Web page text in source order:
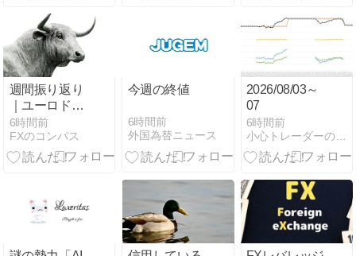
（TRYJPY&MXNJPY）
＆CHFTRY
週間振り返り
｜ユーロドル
の環境認識と
トレード解説
(8/3～7)
6時間前
FXのコンパス
今週の終値
6時間前
外国為替ニュース
2026/08/03～
07
6時間前
小心トレーダーの溜め息